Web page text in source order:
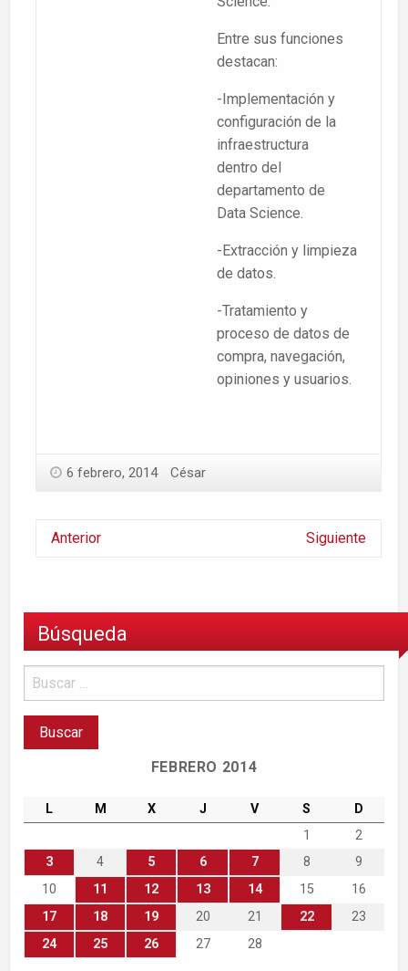
Entre sus funciones
destacan:
-Implementación y
configuración de la
infraestructura
dentro del
departamento de
Data Science.
-Extracción y limpieza
de datos.
-Tratamiento y
proceso de datos de
compra, navegación,
opiniones y usuarios.
6 febrero, 2014 César
Anterior Siguiente
Búsqueda
FEBRERO 2014
L M X J V S
D
1
2
3
4 5 6 7 8
9
10
11 12 13 14 15
16
17
18 19 20 21 22
23
24
25 26 27 28